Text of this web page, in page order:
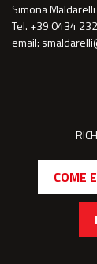
Simona Maldarelli
Tel. +39 0434
email:
COME